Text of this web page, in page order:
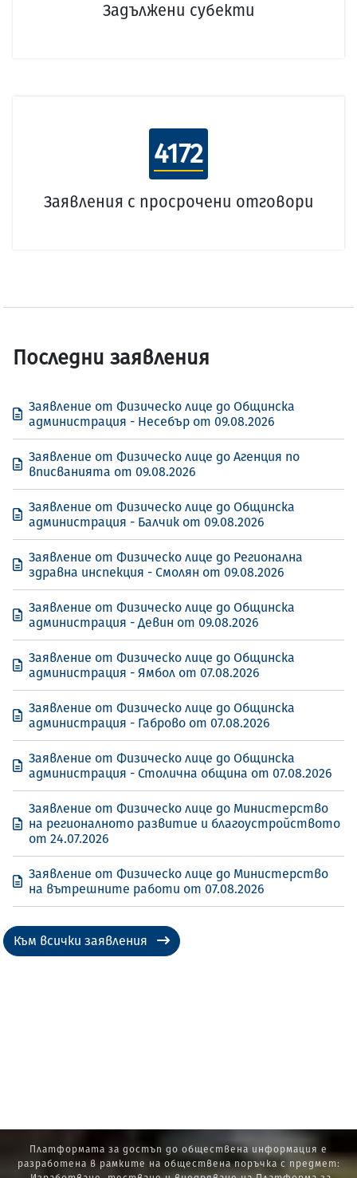
Задължени субекти
4172
Заявления с просрочени отговори
Последни заявления
Заявление от Физическо лице до Общинска
администрация - Несебър от 09.08.2026
Заявление от Физическо лице до Агенция по
вписванията от 09.08.2026
Заявление от Физическо лице до Общинска
администрация - Балчик от 09.08.2026
Заявление от Физическо лице до Регионална
здравна инспекция - Смолян от 09.08.2026
Заявление от Физическо лице до Общинска
администрация - Девин от 09.08.2026
Заявление от Физическо лице до Общинска
администрация - Ямбол от 07.08.2026
Заявление от Физическо лице до Общинска
администрация - Габрово от 07.08.2026
Заявление от Физическо лице до Общинска
администрация - Столична община от 07.08.2026
Заявление от Физическо лице до Министерство
на регионалното развитие и благоустройството
от 24.07.2026
Заявление от Физическо лице до Министерство
на вътрешните работи от 07.08.2026
Към всички заявления
Платформата за достъп до обществена информация е
разработена в рамките на обществена поръчка с предмет: